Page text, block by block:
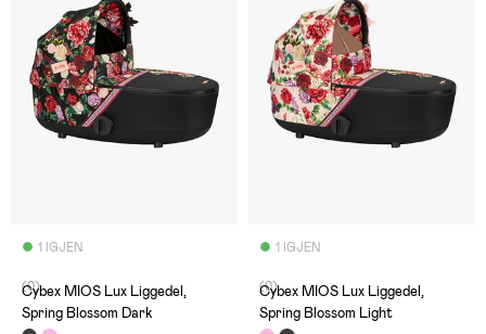
1 IGJEN
(0)
Cybex MIOS Lux Liggedel,
Spring Blossom Dark
1 IGJEN
(0)
Cybex MIOS Lux Liggedel,
Spring Blossom Light